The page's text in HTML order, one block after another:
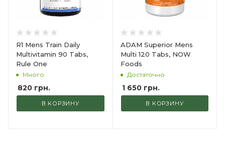
R1 Mens Train Daily
Multivitamin 90 Tabs,
Rule One
Много
820 грн.
В КОРЗИНУ
ADAM Superior Mens
Multi 120 Tabs, NOW
Foods
Достаточно
1 650грн.
В КОРЗИНУ